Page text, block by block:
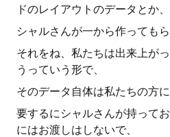
ドのレイアウトのデータとか、
シャルさんが一から作っても
それをね、私たちは出来上が
うっていう形で、
そのデータ自体は私たちの方に
要するにシャルさんが持って
にはお渡しはしないで、